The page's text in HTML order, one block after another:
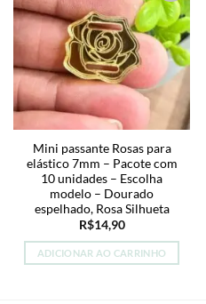
Mini passante Rosas para
elástico 7mm – Pacote com
10 unidades – Escolha
modelo – Dourado
espelhado, Rosa Silhueta
R$14,90
ADICIONAR AO CARRINHO